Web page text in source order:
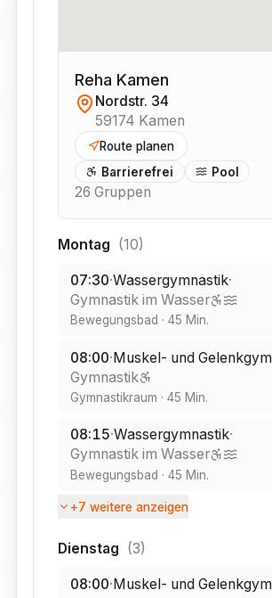
Reha Kamen
Nordstr. 34
59174 Kamen
Route planen
Barrierefrei
Pool
26 Gruppen
Montag (10)
07:30·Wassergymnastik·
Gymnastik im Wasser
Bewegungsbad · 45 Min.
08:00·Muskel- und
Gymnastik
Gymnastikraum · 45 Min.
08:15·Wassergymnastik·
Gymnastik im Wasser
Bewegungsbad · 45 Min.
+7 weitere anzeigen
Dienstag (3)
08:00·Muskel- und